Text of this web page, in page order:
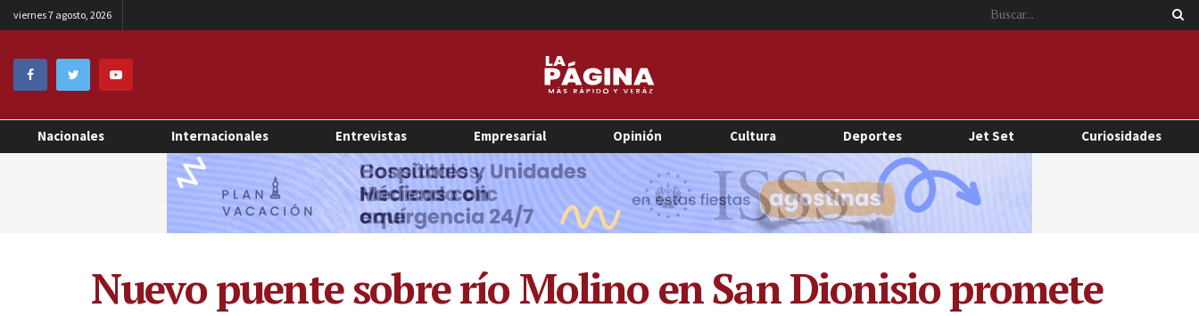
viernes 7 agosto, 2026
Nacionales Internacionales Entrevistas Empresarial Opinión Cultura Deportes Jet Set Curiosidades
Nuevo puente sobre río Molino en San Dionisio promete